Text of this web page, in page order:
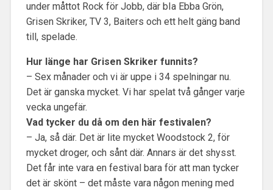
under måttot Rock för Jobb, där bIa Ebba Grön,
Grisen Skriker, TV 3, Baiters och ett helt gäng band
till, spelade.
Hur länge har Grisen Skriker funnits?
– Sex månader och vi är uppe i 34 spelningar nu.
Det är ganska mycket. Vi har spelat två gånger varje
vecka ungefär.
Vad tycker du då om den här festivalen?
– Ja, så där. Det är lite mycket Woodstock 2, för
mycket droger, och sånt där. Annars är det shysst.
Det får inte vara en festival bara för att man tycker
det är skönt – det måste vara någon mening med